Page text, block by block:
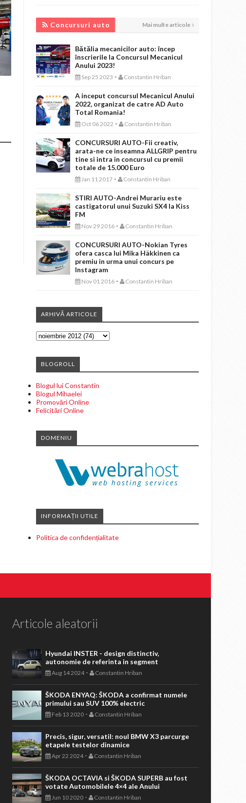
Concursuri auto Mai multe articole
Bătălia mecanicilor auto: încep
înscrierile la Concursul Mecanicul
Anului 2023!
Sep 25 2023 - Constantin Hriban
A inceput concursul Mecanicul Anului
2022, organizat de catre AD Auto
Total Romania!
Oct 06 2022 - Constantin Hriban
CONCURSURI AUTO-Fii creativ,
arata-ne ce inseamna ALLGRIP pentru
tine si intra in concursul cu premii
totale de 15.000 Euro
Jan 11 2017 - Constantin Hriban
STIRI AUTO-Andrei Murariu este
castigatorul unui Suzuki SX4 la Kiss
FM
Nov 29 2016 - Constantin Hriban
CONCURSURI AUTO-Nokian Tyres
ofera casca lui Mika Häkkinen ca
premiu in urma unui concurs pe
Instagram
Nov 01 2016 - Constantin Hriban
ARHIVĂ ARTICOLE
BLOGROLL
Blogul lui Constantin
Blogul Mihaelei
Promovări Online
Felicitări Online
DOMENIU
INFORMAȚII UTILE
Politica de confidențialitate
Articole aleatorii
Hyundai INSTER - design distinctiv,
autonomie de referinta in segment
Aug 14 2024- Constantin Hriban
ŠKODA ENYAQ: ŠKODA a confirmat numele
primului sau SUV 100% electric
Feb 13 2020- Constantin Hriban
Precis, sigur, versatil: noul BMW X3 parcurge
etapele testelor dinamice
Apr 22 2024- Constantin Hriban
ŠKODA OCTAVIA si ŠKODA SUPERB au fost
votate Automobilele 4×4 ale Anului
Jun 10 2020- Constantin Hriban